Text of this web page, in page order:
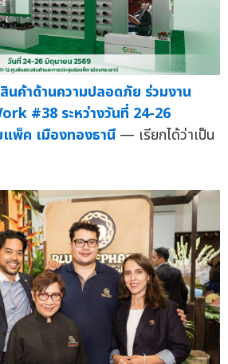
ค้าด้านความปลอดภัย ร่วมงาน
#38 ระหว่างวันที่ 24-26
พ็ค เมืองทองธานี — เรียกได้ว่าเป็น